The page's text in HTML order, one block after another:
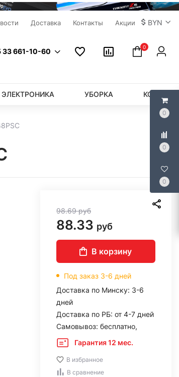
0
0
0
Доставка Контакты Акции BYN
33 661-10-60
0
ЭЛЕКТРОНИКА УБОРКА
98.69руб
88.33 руб
В корзину
Под заказ 3-6 дней
Доставка по Минску: 3-6
дней
Доставка по РБ: от 4-7 дней
Самовывоз: бесплатно,
Гарантия 12 мес.
В избранное
В сравнение